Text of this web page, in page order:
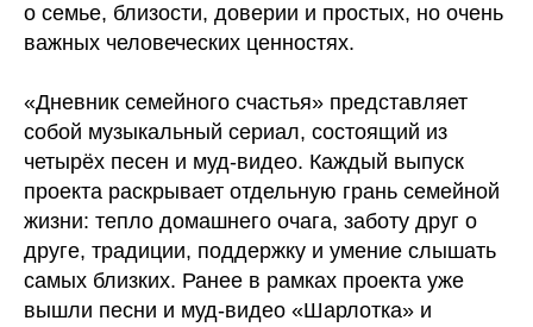
о семье, близости, доверии и простых, но очень
важных человеческих ценностях.
«Дневник семейного счастья» представляет
собой музыкальный сериал, состоящий из
четырёх песен и муд-видео. Каждый выпуск
проекта раскрывает отдельную грань семейной
жизни: тепло домашнего очага, заботу друг о
друге, традиции, поддержку и умение слышать
самых близких. Ранее в рамках проекта уже
вышли песни и муд-видео «Шарлотка» и